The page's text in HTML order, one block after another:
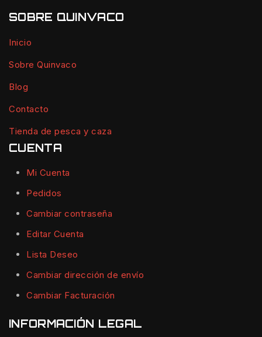
SOBRE QUINVACO
Inicio
Sobre Quinvaco
Blog
Contacto
Tienda de pesca y caza
CUENTA
Mi Cuenta
Pedidos
Cambiar contraseña
Editar Cuenta
Lista Deseo
Cambiar dirección de envío
Cambiar Facturación
INFORMACIÓN LEGAL